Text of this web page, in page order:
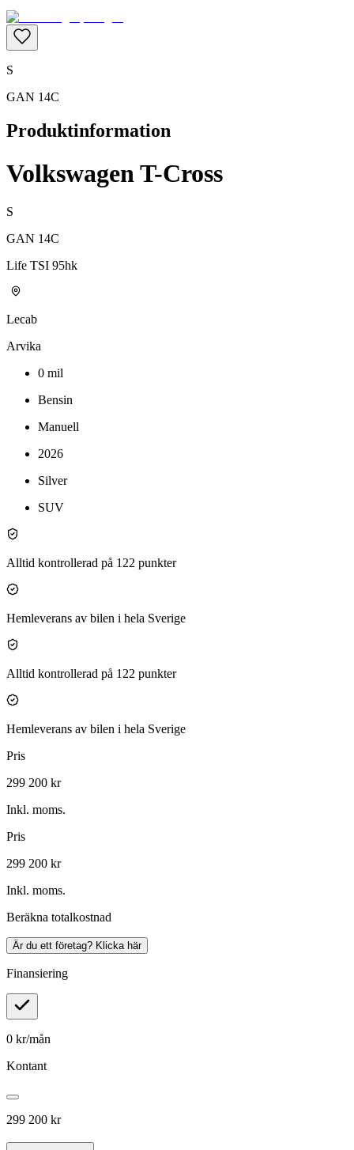
S
GAN 14C
Produktinformation
Volkswagen T-Cross
S
GAN 14C
Life TSI 95hk
Lecab
Arvika
0 mil
Bensin
Manuell
2026
Silver
SUV
Alltid kontrollerad på 122 punkter
Hemleverans av bilen i hela Sverige
Alltid kontrollerad på 122 punkter
Hemleverans av bilen i hela Sverige
Pris
299 200 kr
Inkl. moms.
Pris
299 200 kr
Inkl. moms.
Beräkna totalkostnad
Är du ett företag? Klicka här
Finansiering
0 kr/mån
Kontant
299 200 kr